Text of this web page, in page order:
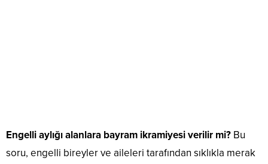
Engelli aylığı alanlara bayram ikramiyesi verilir mi? Bu
soru, engelli bireyler ve aileleri tarafından sıklıkla merak